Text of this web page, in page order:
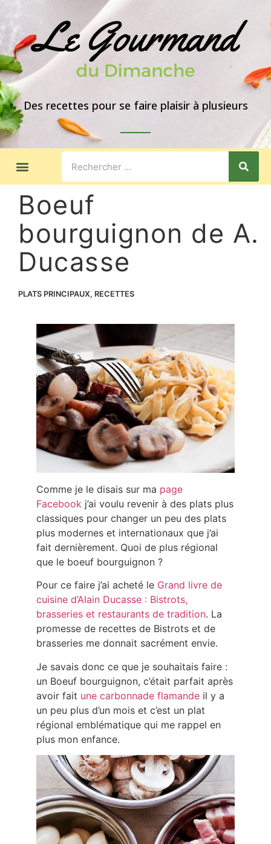
Des recettes pour se faire plaisir à plusieurs
Boeuf
bourguignon de A.
Ducasse
PLATS PRINCIPAUX, RECETTES
Comme je le disais sur ma page
Facebook j’ai voulu revenir à des plats plus
classiques pour changer un peu des plats
plus modernes et internationaux que j’ai
fait dernièrement. Quoi de plus régional
que le boeuf bourguignon ?
Pour ce faire j’ai acheté le Grand livre de
cuisine d’Alain Ducasse : Bistrots,
brasseries et restaurants de tradition. La
promesse de recettes de Bistrots et de
brasseries me donnait sacrément envie.
Je savais donc ce que je souhaitais faire :
un Boeuf bourguignon, c’était parfait après
avoir fait une carbonnade flamande il y a
un peu plus d’un mois et c’est un plat
régional emblématique qui me rappel en
plus mon enfance.